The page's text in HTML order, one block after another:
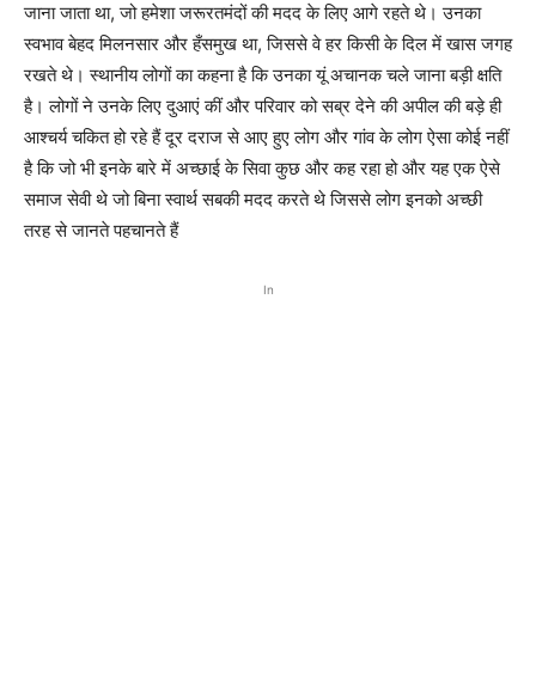
जाना जाता था, जो हमेशा जरूरतमंदों की मदद के लिए आगे रहते थे। उनका
स्वभाव बेहद मिलनसार और हँसमुख था, जिससे वे हर किसी के दिल में खास जगह
रखते थे। स्थानीय लोगों का कहना है कि उनका यूं अचानक चले जाना बड़ी क्षति
है। लोगों ने उनके लिए दुआएं कीं और परिवार को सब्र देने की अपील की बड़े ही
आश्चर्य चकित हो रहे हैं दूर दराज से आए हुए लोग और गांव के लोग ऐसा कोई नहीं
है कि जो भी इनके बारे में अच्छाई के सिवा कुछ और कह रहा हो और यह एक ऐसे
समाज सेवी थे जो बिना स्वार्थ सबकी मदद करते थे जिससे लोग इनको अच्छी
तरह से जानते पहचानते हैं
In